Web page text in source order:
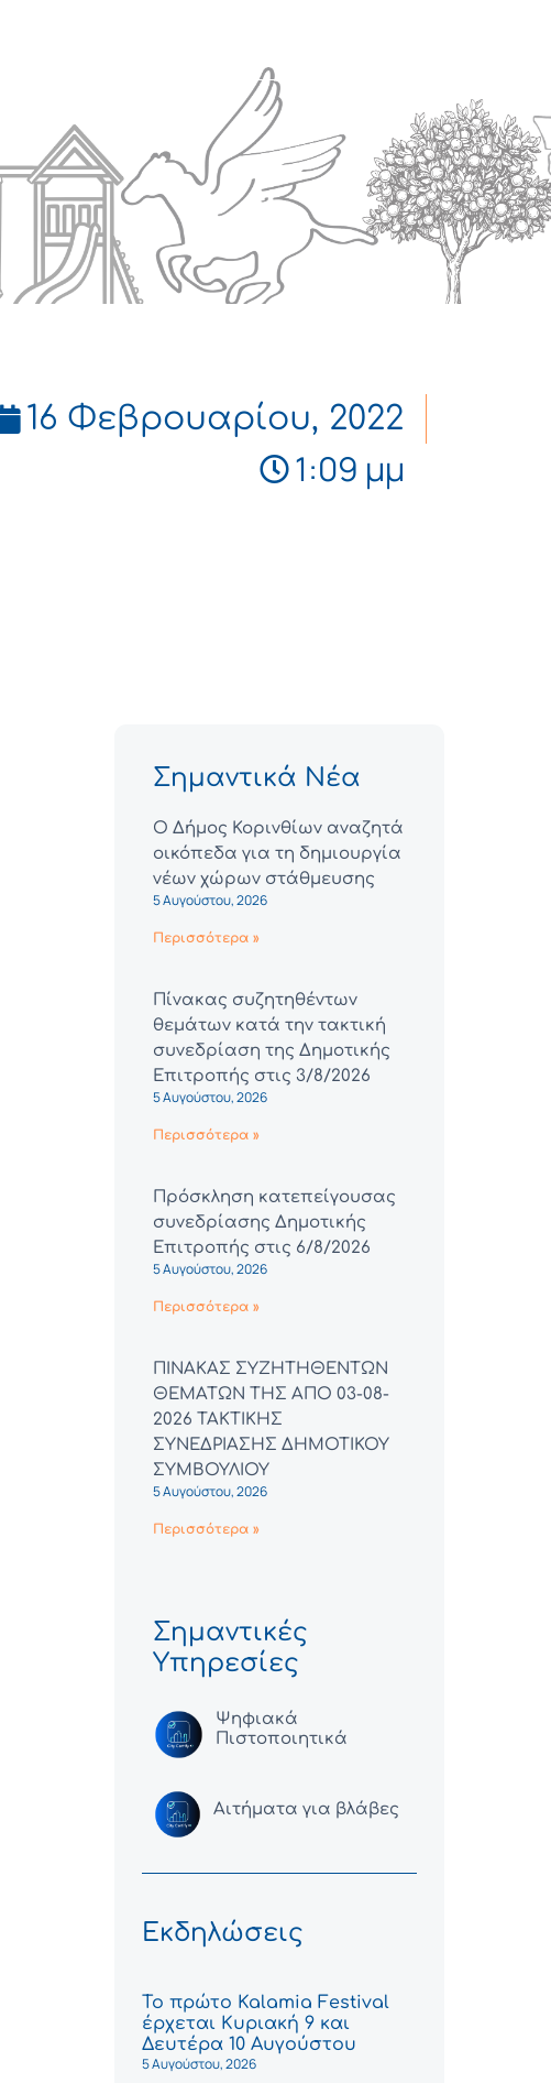
16 Φεβρουαρίου, 2022
1:09 μμ
Σημαντικά Νέα
Ο Δήμος Κορινθίων αναζητά
οικόπεδα για τη δημιουργία
νέων χώρων στάθμευσης
5 Αυγούστου, 2026
Περισσότερα »
Πίνακας συζητηθέντων
θεμάτων κατά την τακτική
συνεδρίαση της Δημοτικής
Επιτροπής στις 3/8/2026
5 Αυγούστου, 2026
Περισσότερα »
Πρόσκληση κατεπείγουσας
συνεδρίασης Δημοτικής
Επιτροπής στις 6/8/2026
5 Αυγούστου, 2026
Περισσότερα »
ΠΙΝΑΚΑΣ ΣΥΖΗΤΗΘΕΝΤΩΝ
ΘΕΜΑΤΩΝ ΤΗΣ ΑΠΟ 03-08-
2026 ΤΑΚΤΙΚΗΣ
ΣΥΝΕΔΡΙΑΣΗΣ ΔΗΜΟΤΙΚΟΥ
ΣΥΜΒΟΥΛΙΟΥ
5 Αυγούστου, 2026
Περισσότερα »
Σημαντικές
Υπηρεσίες
Ψηφιακά
Πιστοποιητικά
Αιτήματα για βλάβες
Εκδηλώσεις
Το πρώτο Kalamia Festival
έρχεται Κυριακή 9 και
Δευτέρα 10 Αυγούστου
5 Αυγούστου, 2026